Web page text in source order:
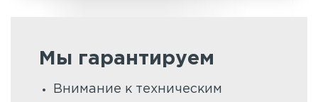
Мы гарантируем
Внимание к техническим